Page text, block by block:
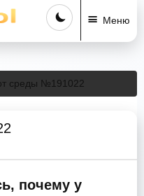
Меню
среды №191022
почему у